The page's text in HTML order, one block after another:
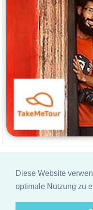
Diese Website
optimale Nutzung zu